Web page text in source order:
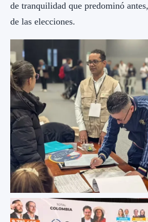
de tranquilidad que predominó
de las elecciones.